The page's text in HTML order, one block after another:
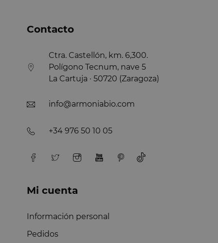
Contacto
Ctra. Castellón, km. 6,300.
Polígono Tecnum, nave 5
La Cartuja · 50720 (Zaragoza)
info@armoniabio.com
+34 976 50 10 05
Mi cuenta
Información personal
Pedidos